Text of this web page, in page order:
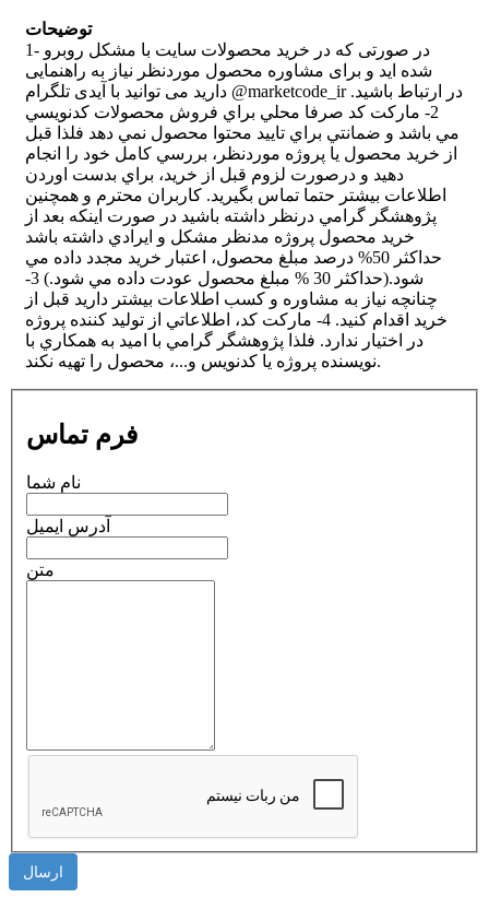
توضیحات
1- در صورتی که در خرید محصولات سایت با مشکل روبرو
شده اید و برای مشاوره محصول موردنظر نیاز به راهنمایی
دارید می توانید با آیدی تلگرام @marketcode_ir در ارتباط باشید.
2- ماركت كد صرفا محلي براي فروش محصولات كدنويسي
مي باشد و ضمانتي براي تاييد محتوا محصول نمي دهد فلذا قبل
از خريد محصول يا پروژه موردنظر، بررسي كامل خود را انجام
دهيد و درصورت لزوم قبل از خريد، براي بدست اوردن
اطلاعات بيشتر حتما تماس بگيريد. كاربران محترم و همچنين
پژوهشگر گرامي درنظر داشته باشيد در صورت اينكه بعد از
خريد محصول پروژه مدنظر مشكل و ايرادي داشته باشد
حداكثر 50% درصد مبلغ محصول، اعتبار خريد مجدد داده مي
شود.(حداكثر 30 % مبلغ محصول عودت داده مي شود.) 3-
چنانچه نياز به مشاوره و كسب اطلاعات بيشتر داريد قبل از
خريد اقدام كنيد. 4- ماركت كد، اطلاعاتي از توليد كننده پروژه
در اختيار ندارد. فلذا پژوهشگر گرامي با اميد به همكاري با
نويسنده پروژه يا كدنويس و...، محصول را تهيه نكند.
فرم تماس
نام شما
آدرس ایمیل
متن